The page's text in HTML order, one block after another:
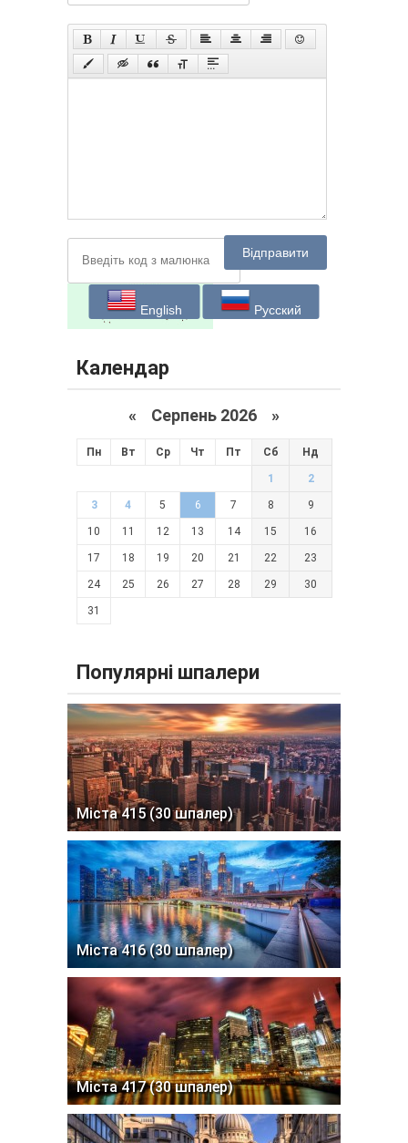
Відправити
English Русский
Календар
« Серпень 2026 »
Пн Вт Ср Чт Пт Сб Нд
1 2
3 4 5 6 7 8 9
10 11 12 13 14 15 16
17 18 19 20 21 22 23
24 25 26 27 28 29 30
31
Популярні шпалери
Міста 415 (30 шпалер)
Міста 416 (30 шпалер)
Міста 417 (30 шпалер)